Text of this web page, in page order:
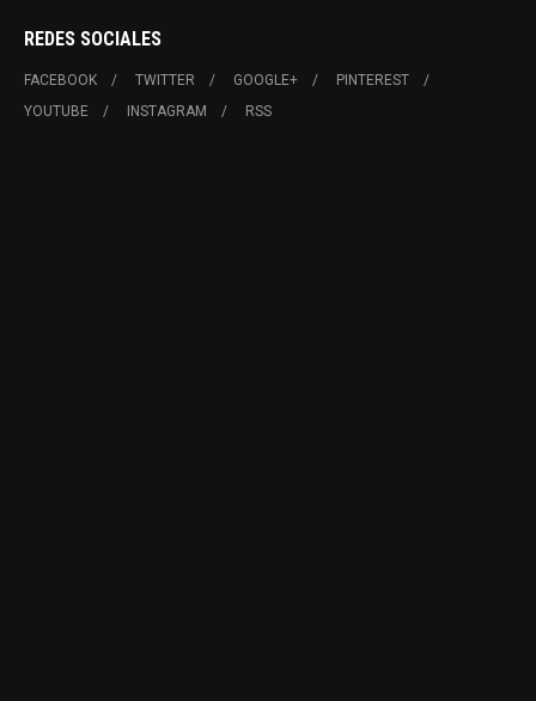
REDES SOCIALES
FACEBOOK TWITTER GOOGLE+
PINTEREST
YOUTUBE
INSTAGRAM RSS